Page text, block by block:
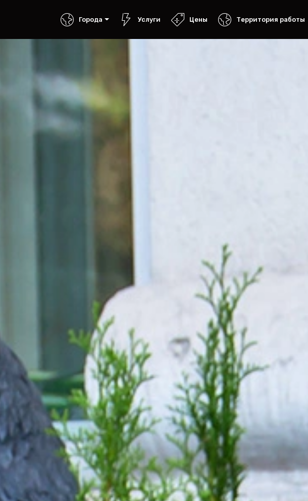
Города Услуги Цены Территория работы